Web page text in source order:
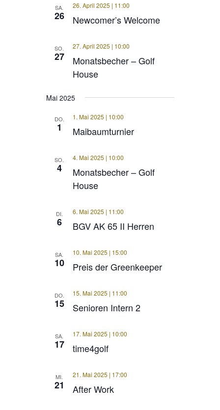
SA.
26 Newcomer’s Welcome
26. April 2025 | 11:00
SO.
27
Monatsbecher – Golf
House
27. April 2025 | 10:00
Mai 2025
DO.
1 Maibaumturnier
1. Mai 2025 | 10:00
SO.
4
Monatsbecher – Golf
House
4. Mai 2025 | 10:00
DI.
6 BGV AK 65 II Herren
6. Mai 2025 | 11:00
SA.
10 Preis der Greenkeeper
10. Mai 2025 | 15:00
DO.
15 Senioren Intern 2
15. Mai 2025 | 11:00
SA.
17 time4golf
17. Mai 2025 | 10:00
MI.
21 After Work
21. Mai 2025 | 17:00